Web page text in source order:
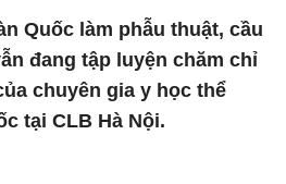
Quốc làm phẫu thuật, cầu
đang tập luyện chăm chỉ
chuyên gia y học thể
tại CLB Hà Nội.